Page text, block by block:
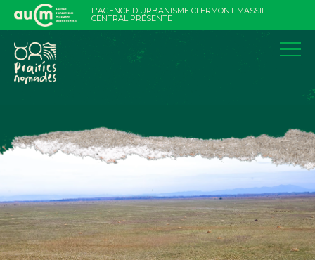
L'AGENCE D'URBANISME CLERMONT MASSIF
CENTRAL PRÉSENTE
contenu